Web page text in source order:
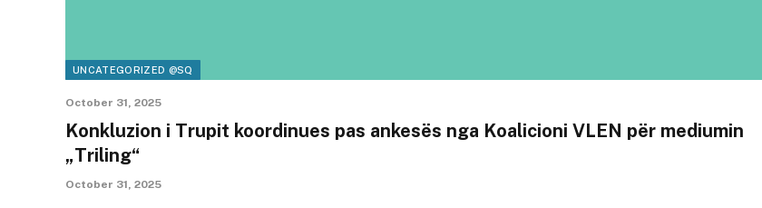
UNCATEGORIZED @SQ
October 31, 2025
Konkluzion i Trupit koordinues pas ankesës nga Koalicioni VLEN për mediumin
„Triling“
October 31, 2025